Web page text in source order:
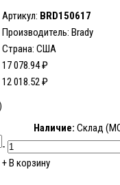
Артикул: BRD150617
Производитель: Brady
Страна: США
17 078.94 ₽
12 018.52 ₽
Наличие: Склад
-
+В корзину